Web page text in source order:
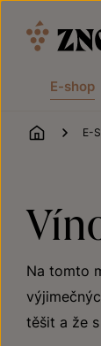
E-shop
ÚVOD
E-
Na tomto
těšit a že